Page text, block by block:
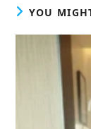
YOU